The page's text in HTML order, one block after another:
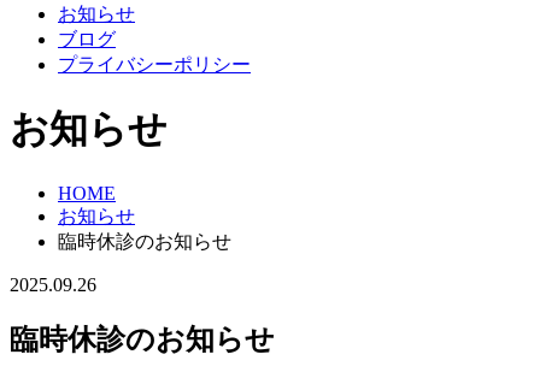
お知らせ
ブログ
プライバシーポリシー
お知らせ
HOME
お知らせ
臨時休診のお知らせ
2025.09.26
臨時休診のお知らせ